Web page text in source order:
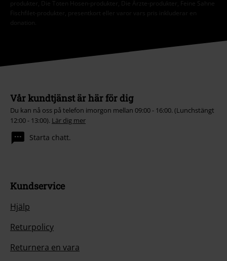
produkter, Die Toten Hosen-produkter, Die Ärzte-produkter, Feine Sahne
Fischfilet-produkter, presentkort eller varor vars pris inkluderar en
donation.
Vår kundtjänst är här för dig
Du kan nå oss på telefon imorgon mellan 09:00 - 16:00. (Lunchstängt
12:00 - 13:00). Lär dig mer
Starta chatt.
Kundservice
Hjälp
Returpolicy
Returnera en vara